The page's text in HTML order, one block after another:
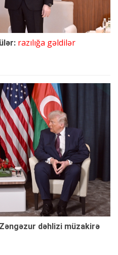
razılığa gəldilər
Zəngəzur dəhlizi müzakirə